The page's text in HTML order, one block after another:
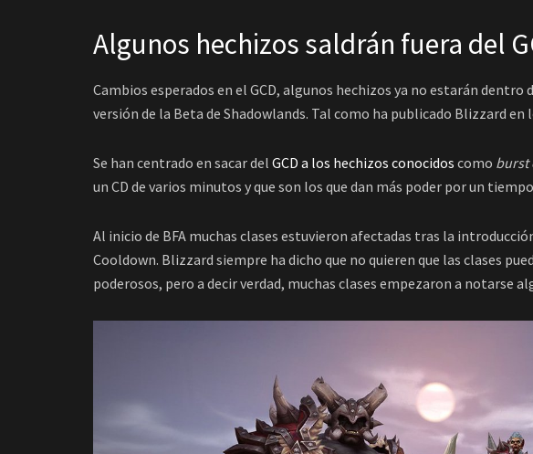
Algunos hechizos saldrán fuera del
Cambios esperados en el GCD, algunos hechizos ya no estarán
versión de la Beta de Shadowlands. Tal como ha publicado Blizzard en
Se han centrado en sacar del GCD a los hechizos conocidos como burst
un CD de varios minutos y que son los que dan más poder por un
Al inicio de BFA muchas clases estuvieron afectadas tras la
Cooldown. Blizzard siempre ha dicho que no quieren que las clases
poderosos, pero a decir verdad, muchas clases empezaron a notarse